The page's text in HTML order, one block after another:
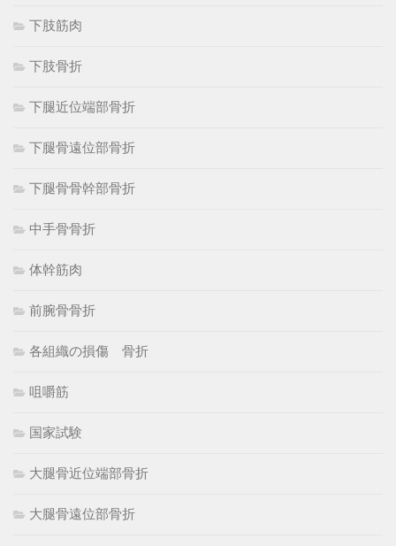
下肢筋肉
下肢骨折
下腿近位端部骨折
下腿骨遠位部骨折
下腿骨骨幹部骨折
中手骨骨折
体幹筋肉
前腕骨骨折
各組織の損傷 骨折
咀嚼筋
国家試験
大腿骨近位端部骨折
大腿骨遠位部骨折